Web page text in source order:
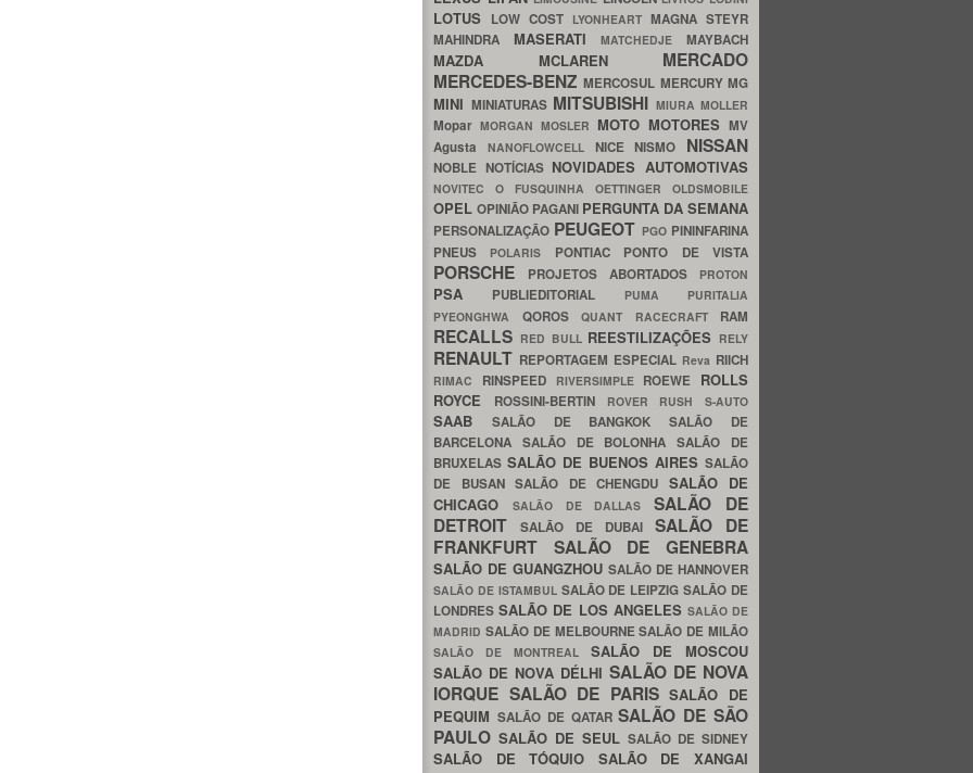
LOTUS LOW COST LYONHEART MAGNA STEYR
MAHINDRA MASERATIMATCHEDJEMAYBACH
MAZDA MCLAREN MERCADO
MERCEDES-BENZMERCOSUL MERCURYMG
MINI MINIATURAS MITSUBISHI MIURA MOLLER
Mopar MORGAN MOSLER MOTO MOTORES MV
Agusta NANOFLOWCELL NICENISMO NISSAN
NOBLE NOTÍCIAS NOVIDADES AUTOMOTIVAS
NOVITEC O FUSQUINHA OETTINGER OLDSMOBILE
OPEL OPINIÃO PAGANI PERGUNTA DA SEMANA
PERSONALIZAÇÃO PEUGEOT PGO PININFARINA
PNEUS
POLARIS PONTIAC PONTO DE VISTA
PORSCHE PROJETOS ABORTADOS PROTON
PSA PUBLIEDITORIAL PUMA PURITALIA
PYEONGHWA QOROS QUANT RACECRAFT RAM
RECALLS RED BULL REESTILIZAÇÕES RELY
RENAULT REPORTAGEM ESPECIAL Reva RIICH
RIMAC RINSPEED RIVERSIMPLE ROEWE ROLLS
ROYCE
ROSSINI-BERTIN ROVER RUSH S-AUTO
SAAB SALÃO DE BANGKOKSALÃO DE
BARCELONA SALÃO DE BOLONHASALÃO DE
BRUXELAS SALÃO DE BUENOS AIRES SALÃO
DE BUSAN SALÃO DE CHENGDU SALÃO DE
CHICAGO
SALÃO DE DALLASSALÃO DE
DETROIT
SALÃO DE DUBAI SALÃO DE
FRANKFURT SALÃO DE GENEBRA
SALÃO DE GUANGZHOU SALÃO DE HANNOVER
SALÃO DE ISTAMBUL SALÃO DE LEIPZIGSALÃO DE
LONDRESSALÃO DE LOS ANGELES SALÃO DE
MADRID SALÃO DE MELBOURNESALÃO DE MILÃO
SALÃO DE MONTREAL SALÃO DE MOSCOU
SALÃO DE NOVA DÉLHI SALÃO DE NOVA
IORQUE SALÃO DE PARISSALÃO DE
PEQUIM SALÃO DE QATARSALÃO DE SÃO
PAULO SALÃO DE SEUL SALÃO DE SIDNEY
SALÃO DE TÓQUIO SALÃO DE XANGAI